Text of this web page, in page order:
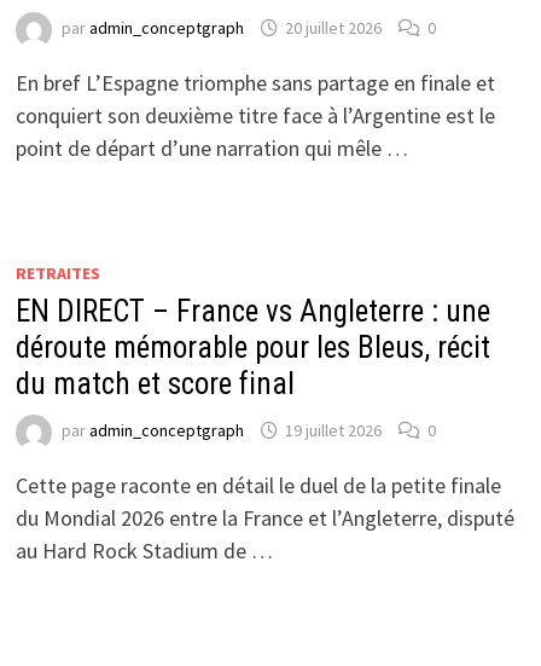
paradmin_conceptgraph 20 juillet 2026 0
En bref L’Espagne triomphe sans partage en finale et
conquiert son deuxième titre face à l’Argentine est le
point de départ d’une narration qui mêle …
RETRAITES
EN DIRECT – France vs Angleterre : une
déroute mémorable pour les Bleus, récit
du match et score final
paradmin_conceptgraph 19 juillet 2026 0
Cette page raconte en détail le duel de la petite finale
du Mondial 2026 entre la France et l’Angleterre, disputé
au Hard Rock Stadium de …